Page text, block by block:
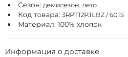
Сезон: демисезон, лето
Код товара: 3RPT12PJLBZ / 6015
Материал: 100% хлопок
Информация о доставке